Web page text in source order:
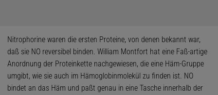
Nitrophorine waren die ersten Proteine, von denen bekannt war,
daß sie NO reversibel binden. William Montfort hat eine Faß-artige
Anordnung der Proteinkette nachgewiesen, die eine Häm-Gruppe
umgibt, wie sie auch im Hämoglobinmolekül zu finden ist. NO
bindet an das Häm und paßt genau in eine Tasche innerhalb der